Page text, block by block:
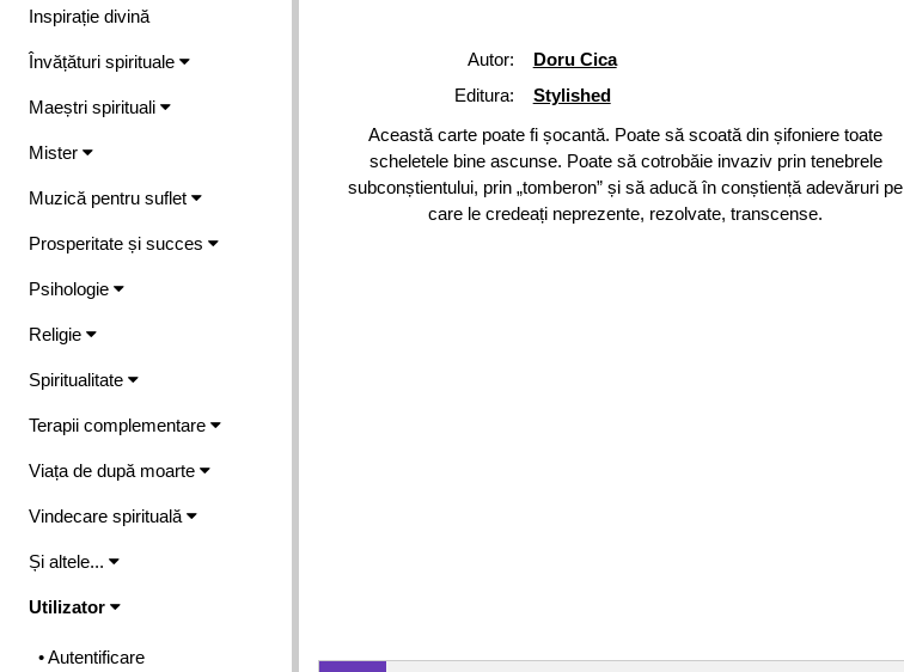
Inspirație divină
Învățături spirituale
Maeștri spirituali
Mister
Muzică pentru suflet
Prosperitate și succes
Psihologie
Religie
Spiritualitate
Terapii complementare
Viața de după moarte
Vindecare spirituală
Și altele...
Utilizator
• Autentificare
Autor:
Doru Cica
Editura:
Stylished
Această carte poate fi șocantă. Poate să scoată din șifoniere toate
scheletele bine ascunse. Poate să cotrobăie invaziv prin tenebrele
subconștientului, prin „tomberon” și să aducă în conștiență adevăruri pe
care le credeați neprezente, rezolvate, transcense.